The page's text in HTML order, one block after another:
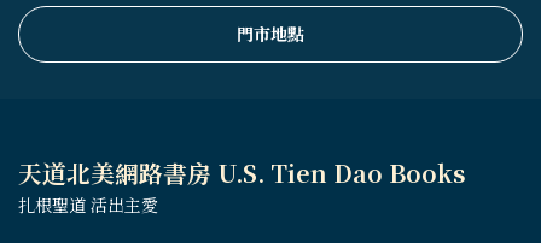
門市地點
天道北美網路書房 U.S. Tien Dao Books
扎根聖道 活出主愛